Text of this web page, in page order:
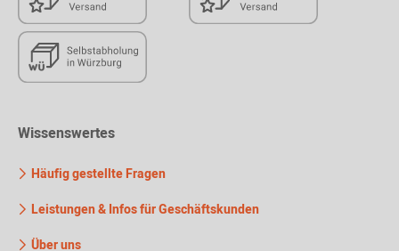
Wissenswertes
Häufig gestellte Fragen
Leistungen & Infos für Geschäftskunden
Über uns